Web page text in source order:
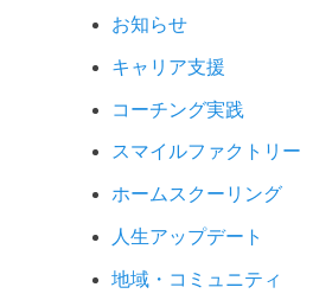
お知らせ
キャリア支援
コーチング実践
スマイルファクトリー
ホームスクーリング
人生アップデート
地域・コミュニティ